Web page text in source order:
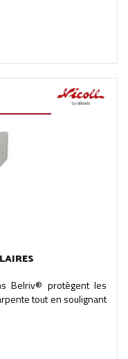
Belriv® protègent les
tout en soulignant